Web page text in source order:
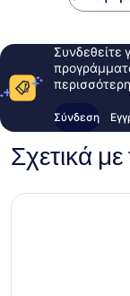
Συνδεθείτε
Σύνδεση
Σχετικά